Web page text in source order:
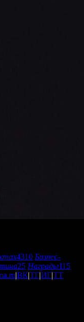
4310 Бизнес-
25 Награды115
|ВК|ТГ|ИГ|ТТ